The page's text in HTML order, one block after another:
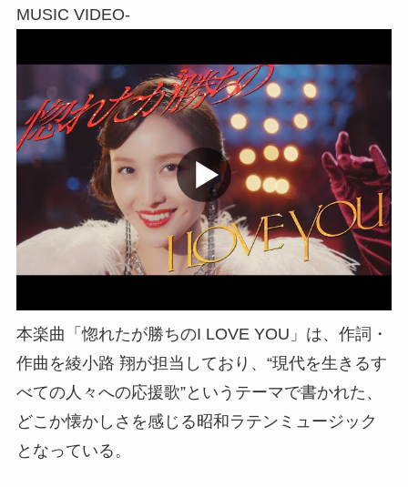
MUSIC VIDEO-
本楽曲「惚れたが勝ちのI LOVE YOU」は、作詞・
作曲を綾小路 翔が担当しており、“現代を生きるす
べての人々への応援歌”というテーマで書かれた、
どこか懐かしさを感じる昭和ラテンミュージック
となっている。